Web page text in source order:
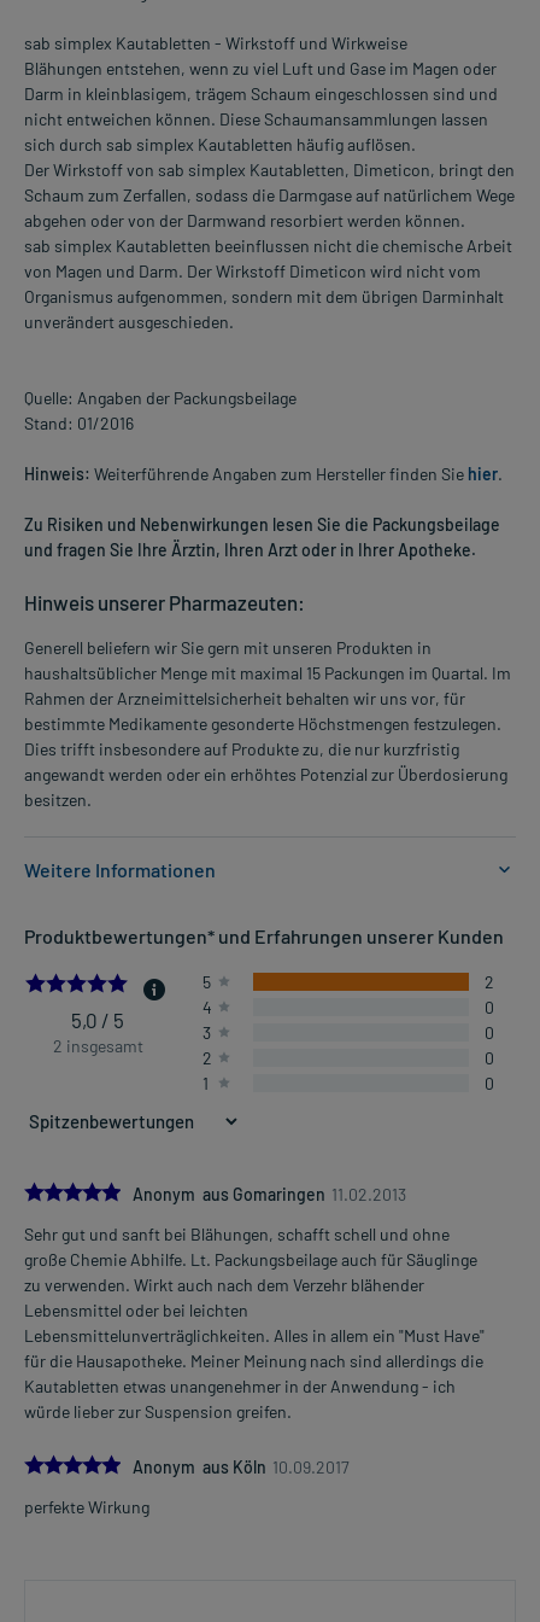
sab simplex Kautabletten - Wirkstoff und Wirkweise
Blähungen entstehen, wenn zu viel Luft und Gase im Magen oder
Darm in kleinblasigem, trägem Schaum eingeschlossen sind und
nicht entweichen können. Diese Schaumansammlungen lassen
sich durch sab simplex Kautabletten häufig auflösen.
Der Wirkstoff von sab simplex Kautabletten, Dimeticon, bringt den
Schaum zum Zerfallen, sodass die Darmgase auf natürlichem Wege
abgehen oder von der Darmwand resorbiert werden können.
sab simplex Kautabletten beeinflussen nicht die chemische Arbeit
von Magen und Darm. Der Wirkstoff Dimeticon wird nicht vom
Organismus aufgenommen, sondern mit dem übrigen Darminhalt
unverändert ausgeschieden.
Quelle: Angaben der Packungsbeilage
Stand: 01/2016
Hinweis: Weiterführende Angaben zum Hersteller finden Sie hier.
Zu Risiken und Nebenwirkungen lesen Sie die Packungsbeilage
und fragen Sie Ihre Ärztin, Ihren Arzt oder in Ihrer Apotheke.
Hinweis unserer Pharmazeuten:
Generell beliefern wir Sie gern mit unseren Produkten in
haushaltsüblicher Menge mit maximal 15 Packungen im Quartal. Im
Rahmen der Arzneimittelsicherheit behalten wir uns vor, für
bestimmte Medikamente gesonderte Höchstmengen festzulegen.
Dies trifft insbesondere auf Produkte zu, die nur kurzfristig
angewandt werden oder ein erhöhtes Potenzial zur Überdosierung
besitzen.
Weitere Informationen
- Übermäßige Gasbildung im Magen-Darm-Bereich, wie z.B.
- Verstärkte Gasbildung nach Operationen
- Erleichterung bildgebender Untersuchungen im Bauchbereich
Dosierung und Anwendungshinweise:
Kinder von 6-14 Jahren
1 Kautablette
morgens, mittags und abends, evtl. auch vor dem Schlafengehen,
Jugendliche ab 14 Jahren und Erwachsene
1-2 Kautabletten
3-4 mal täglich
morgens, mittags und abends, evtl. auch vor dem Schlafengehen,
zu der Mahlzeit
Kinder ab 6 Jahren und Erwachsene
2-5 mal täglich
Mehr anzeigen
Produktbewertungen* und Erfahrungen unserer Kunden
5.0
5,0 / 5
2 insgesamt
5
2
4
0
3
0
2
0
1
0
5.0Anonym aus Gomaringen 11.02.2013
Sehr gut und sanft bei Blähungen, schafft schell und ohne
große Chemie Abhilfe. Lt. Packungsbeilage auch für Säuglinge
zu verwenden. Wirkt auch nach dem Verzehr blähender
Lebensmittel oder bei leichten
Lebensmittelunverträglichkeiten. Alles in allem ein "Must Have"
für die Hausapotheke. Meiner Meinung nach sind allerdings die
Kautabletten etwas unangenehmer in der Anwendung - ich
würde lieber zur Suspension greifen.
5.0Anonym aus Köln 10.09.2017
perfekte Wirkung